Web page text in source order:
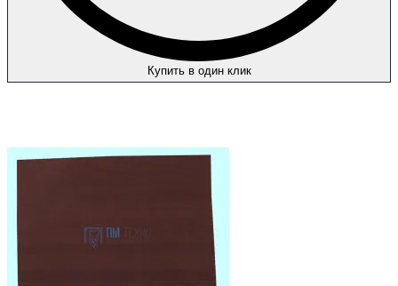
Купить в один клик